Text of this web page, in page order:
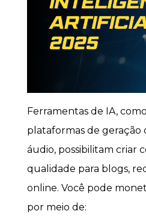
Ferramentas de IA,
plataformas de geração
áudio, possibilitam criar
qualidade para blogs,
online. Você pode
por meio de: